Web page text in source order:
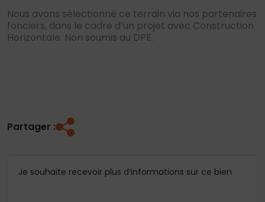
Nous avons sélectionné ce terrain via nos partenaires
fonciers, dans le cadre d’un projet avec Construction
Horizontale. Non soumis au DPE.
Partager :
Je souhaite recevoir plus d’informations sur ce bien